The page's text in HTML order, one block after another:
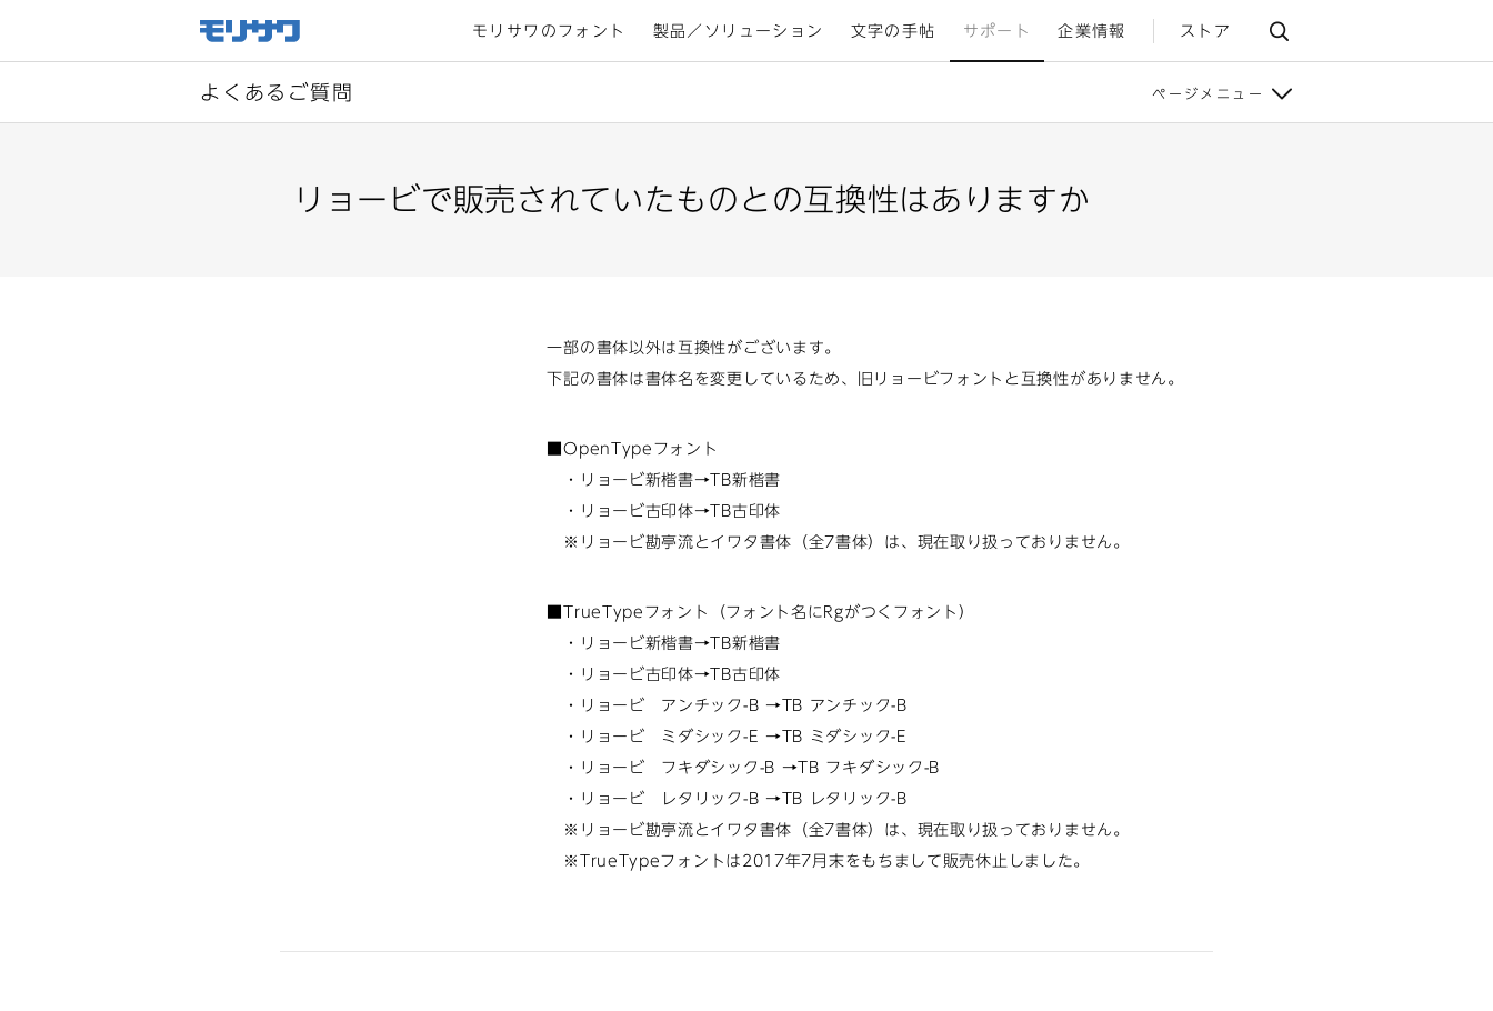
モリサワのフォント 製品／ソリューション 文字の手帖 サポート 企業情報 ストア
よくあるご質問 ページメニュー
リョービで販売されていたものとの互換性はありますか
一部の書体以外は互換性がございます。
下記の書体は書体名を変更しているため、旧リョービフォントと互換性がありません。
■OpenTypeフォント
・リョービ新楷書→TB新楷書
・リョービ古印体→TB古印体
※リョービ勘亭流とイワタ書体（全7書体）は、現在取り扱っておりません。
■TrueTypeフォント（フォント名にRgがつくフォント）
・リョービ新楷書→TB新楷書
・リョービ古印体→TB古印体
・リョービ アンチック-B →TB アンチック-B
・リョービ ミダシック-E →TB ミダシック-E
・リョービ フキダシック-B →TB フキダシック-B
・リョービ レタリック-B →TB レタリック-B
※リョービ勘亭流とイワタ書体（全7書体）は、現在取り扱っておりません。
※TrueTypeフォントは2017年7月末をもちまして販売休止しました。